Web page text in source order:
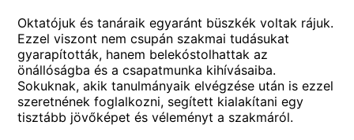
Oktatójuk és tanáraik egyaránt büszkék voltak rájuk.
Ezzel viszont nem csupán szakmai tudásukat
gyarapították, hanem belekóstolhattak az
önállóságba és a csapatmunka kihívásaiba.
Sokuknak, akik tanulmányaik elvégzése után is ezzel
szeretnének foglalkozni, segített kialakítani egy
tisztább jövőképet és véleményt a szakmáról.